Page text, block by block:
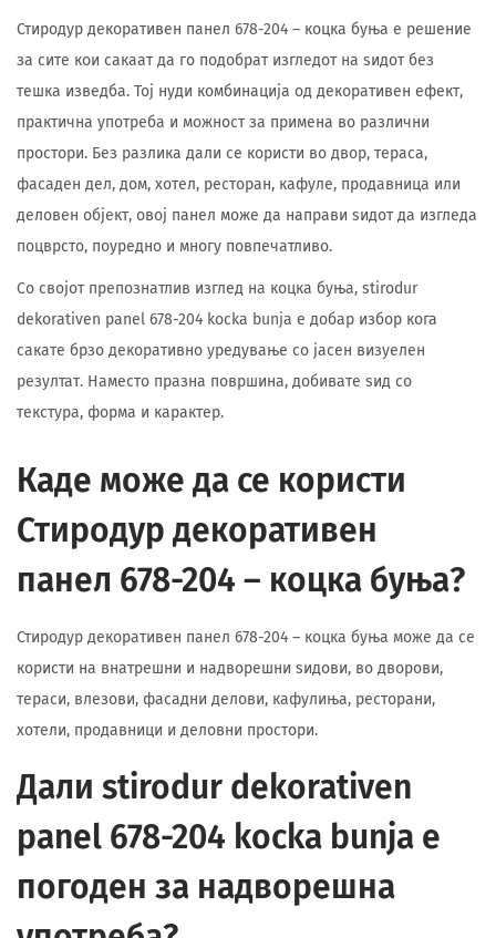
Стиродур декоративен панел 678-204 – коцка буња е решение
за сите кои сакаат да го подобрат изгледот на ѕидот без
тешка изведба. Тој нуди комбинација од декоративен ефект,
практична употреба и можност за примена во различни
простори. Без разлика дали се користи во двор, тераса,
фасаден дел, дом, хотел, ресторан, кафуле, продавница или
деловен објект, овој панел може да направи ѕидот да изгледа
поцврсто, поуредно и многу повпечатливо.
Со својот препознатлив изглед на коцка буња, stirodur
dekorativen panel 678-204 kocka bunja е добар избор кога
сакате брзо декоративно уредување со јасен визуелен
резултат. Наместо празна површина, добивате ѕид со
текстура, форма и карактер.
Каде може да се користи
Стиродур декоративен
панел 678-204 – коцка буња?
Стиродур декоративен панел 678-204 – коцка буња може да се
користи на внатрешни и надворешни ѕидови, во дворови,
тераси, влезови, фасадни делови, кафулиња, ресторани,
хотели, продавници и деловни простори.
Дали stirodur dekorativen
panel 678-204 kocka bunja е
погоден за надворешна